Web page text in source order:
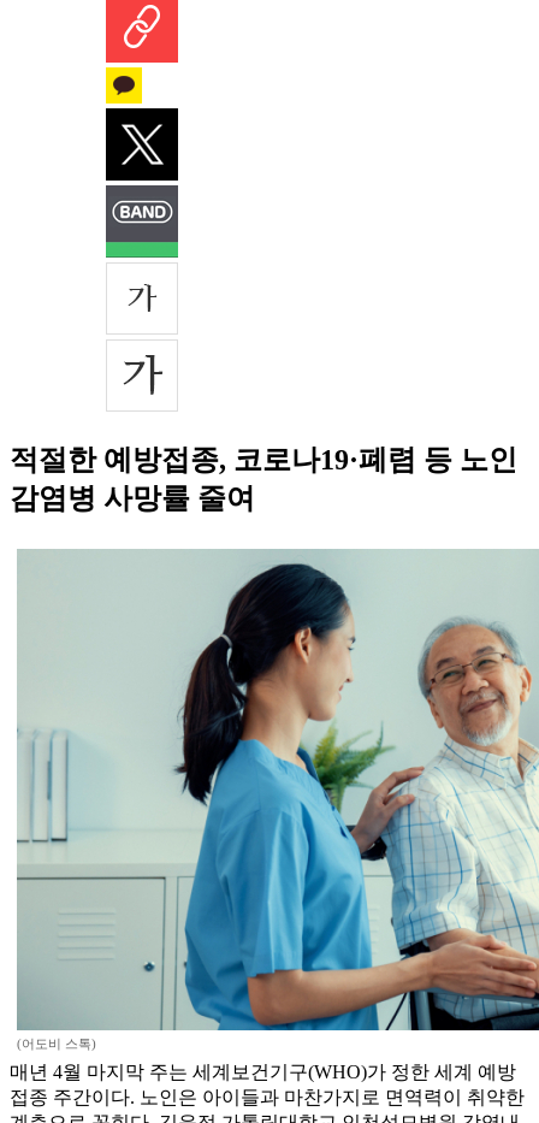
적절한 예방접종, 코로나19·폐렴 등 노인
감염병 사망률 줄여
(어도비 스톡)
매년 4월 마지막 주는 세계보건기구(WHO)가 정한 세계 예방
접종 주간이다. 노인은 아이들과 마찬가지로 면역력이 취약한